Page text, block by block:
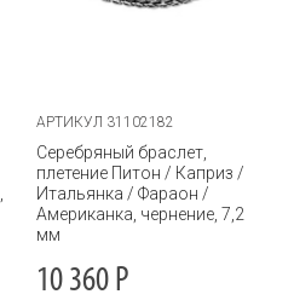
АРТИКУЛ 31102182
Серебряный браслет,
плетение Питон / Каприз /
Итальянка / Фараон /
Американка, чернение, 7,2
мм
10 360 Р